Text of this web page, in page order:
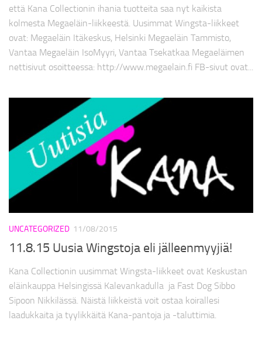
että Kana Collectionin ihania tuotteita saa nyt kaikista
kolmesta Megaeläin-liikkeestä. Uusimmat Wingsta-liikkeet
ovat: Megaeläin Itäkeskus, Helsinki Megaeläin Tammisto,
Vantaa Megaeläin IsoMyyri, Vantaa Tsekatkaa Megaeläimen
nettisivut osoitteessa: http://www.megaelain.fi FB-sivut ovat...
UNCATEGORIZED 11/08/2015
11.8.15 Uusia Wingstoja eli jälleenmyyjiä!
Kana Collectionin uusimmat Wingsta-liikkeet ovat Keskustan
eläinkauppa Helsingissä Kalevankadulla ja Fast Dog Sibbo
Sipoon Nikkilässä. Näistä liikkeistä voit ostaa koirallesi
laadukkaita ja tyylikkäitä Kana-pantoja ja -taluttimia.